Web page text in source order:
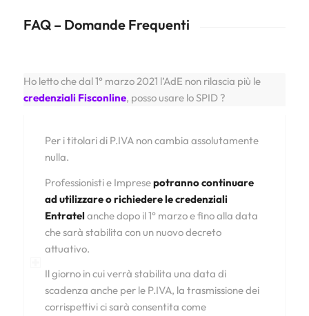
FAQ – Domande Frequenti
Ho letto che dal 1° marzo 2021 l’AdE non rilascia più le
credenziali Fisconline, posso usare lo SPID ?
Per i titolari di P.IVA non cambia assolutamente
nulla.
Professionisti e Impresepotranno continuare
ad utilizzare o richiedere le credenziali
Entratelanche dopo il 1° marzo e fino alla data
che sarà stabilita con un nuovo decreto
attuativo.
Il giorno in cui verrà stabilita una data di
scadenza anche per le P.IVA, la trasmissione dei
corrispettivi ci sarà consentita come